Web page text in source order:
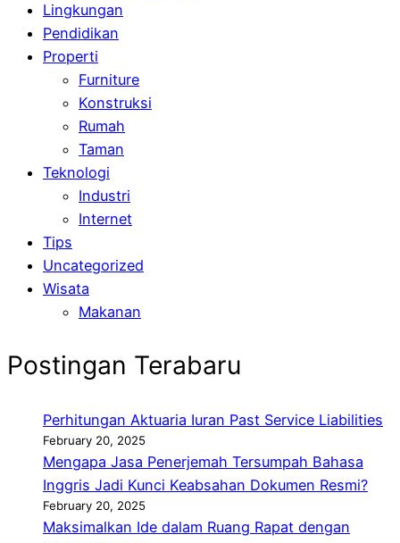
Lingkungan
Pendidikan
Properti
Furniture
Konstruksi
Rumah
Taman
Teknologi
Industri
Internet
Tips
Uncategorized
Wisata
Makanan
Postingan Terabaru
Perhitungan Aktuaria Iuran Past Service Liabilities
February 20, 2025
Mengapa Jasa Penerjemah Tersumpah Bahasa
Inggris Jadi Kunci Keabsahan Dokumen Resmi?
February 20, 2025
Maksimalkan Ide dalam Ruang Rapat dengan